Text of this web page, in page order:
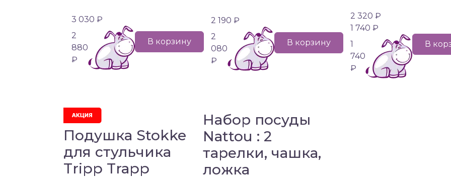
3 030 ₽
2
880
₽
В корзину
2 190 ₽
2
080
₽
В корзину
2 320 ₽
1 740 ₽
1
740
₽
В
Подушка Stokke
для стульчика
Tripp Trapp
Набор посуды
Nattou : 2
тарелки, чашка,
ложка